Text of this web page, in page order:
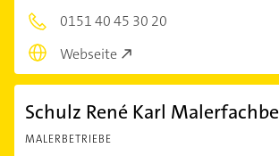
0151 40 45 30 20
Webseite
Schulz René Karl
MALERBETRIEBE